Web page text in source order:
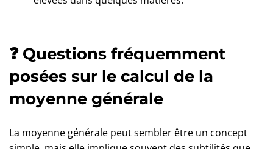
❓ Questions fréquemment
posées sur le calcul de la
moyenne générale
La moyenne générale peut sembler être un concept